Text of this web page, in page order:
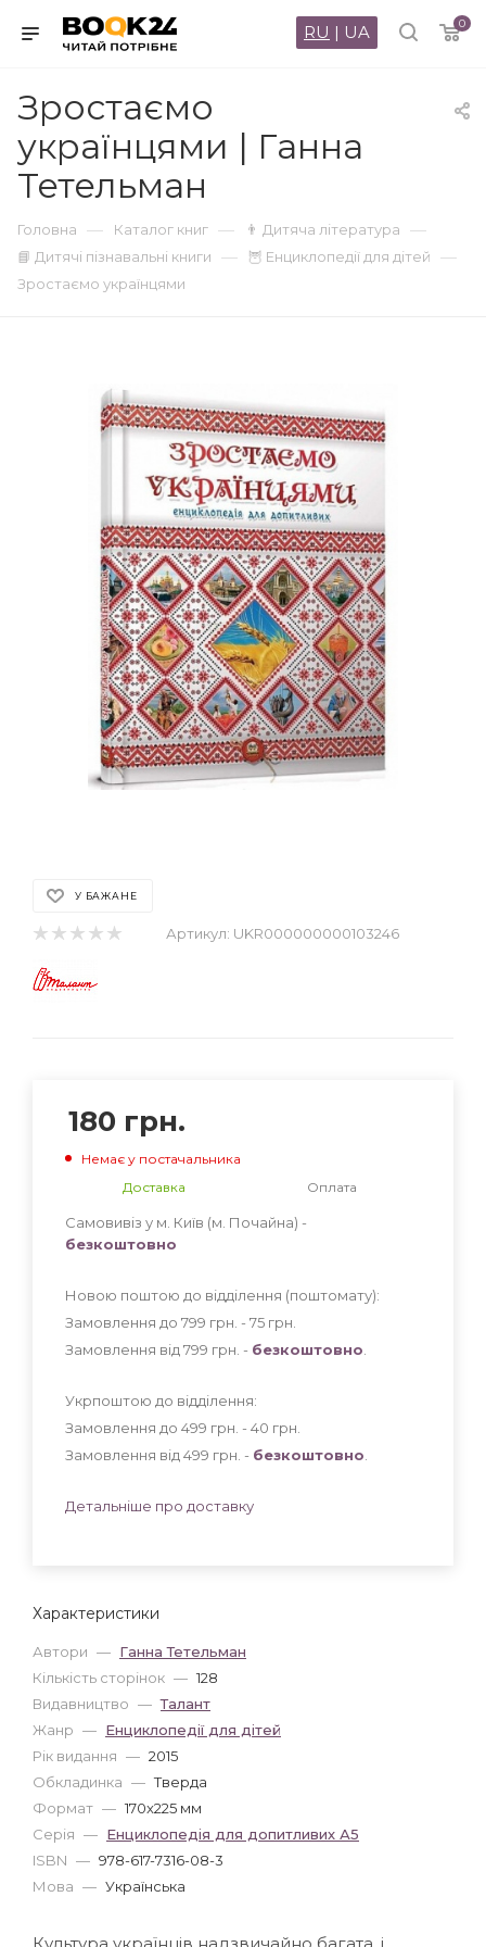
0
RU | UA
Зростаємо
українцями | Ганна
Тетельман
Головна — Каталог книг — 👨 Дитяча література —
📘 Дитячі пізнавальні книги — 🦉 Енциклопедії для дітей —
Зростаємо українцями
У БАЖАНЕ
Артикул: UKR000000000103246
Характеристики
Автори — Ганна Тетельман
Кількість сторінок — 128
Видавництво — Талант
Жанр — Енциклопедії для дітей
Рік видання — 2015
Обкладинка — Тверда
Формат — 170x225 мм
Серія — Енциклопедія для допитливих А5
ISBN — 978-617-7316-08-3
Мова — Українська
180 грн.
Немає у постачальника
Доставка
Оплата
Самовивіз у м. Київ (м. Почайна) -
безкоштовно
Новою поштою до відділення (поштомату):
Замовлення до 799 грн. - 75 грн
Замовлення від 799 грн. - безкоштовно
Укрпоштою до відділення:
Замовлення до 499 грн. - 40 грн
Замовлення від 499 грн. - безкоштовно
Детальніше про доставку
Культура українців надзвичайно багата, і